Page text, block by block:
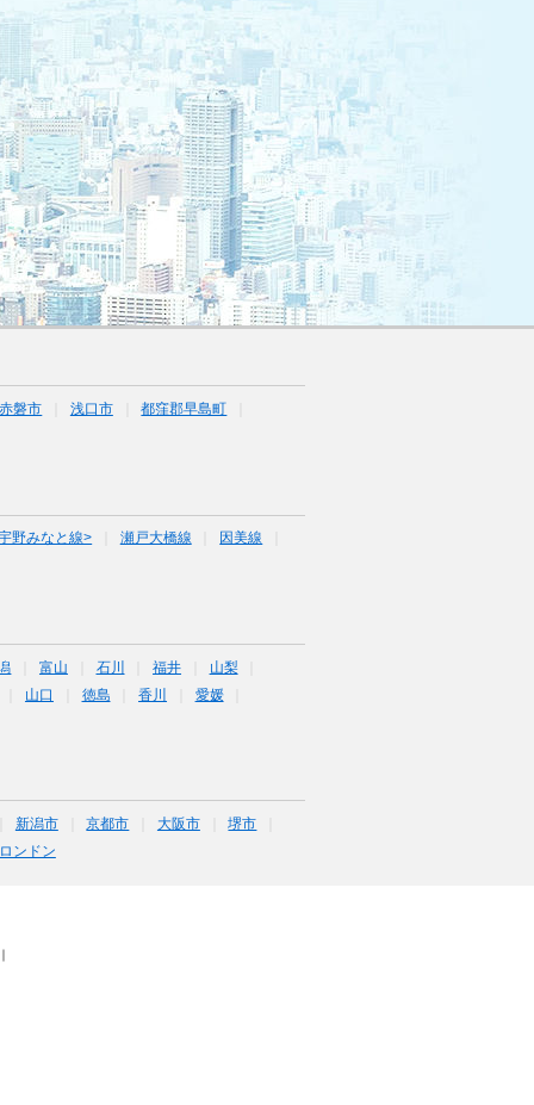
赤磐市 浅口市 都窪郡早島町
野みなと線> 瀬戸大橋線 因美線
富山 石川 福井
山梨
山口
徳島 香川 愛媛
新潟市 京都市 大阪市
堺市
ンドン